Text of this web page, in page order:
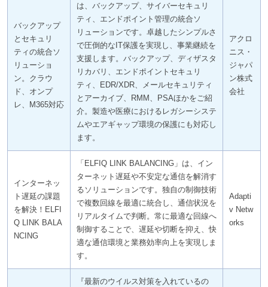
バックアップ
とセキュリ
ティの統合ソ
リューショ
ン。クラウ
ド、オンプ
レ、M365対応
は、バックアップ、サイバーセキュリ
ティ、エンドポイント管理の統合ソ
リューションです。卓越したシンプルさ
で圧倒的なIT保護を実現し、事業継続を
支援します。バックアップ、ディザスタ
リカバリ、エンドポイントセキュリ
ティ、EDR/XDR、メールセキュリティ
とアーカイブ、RMM、PSAほかをご紹
介。製造や医療におけるレガシーシステ
ムやエアギャップ環境の保護にも対応し
ます。
アクロ
ニス・
ジャパ
ン株式
会社
インターネッ
ト遅延の課題
を解決！ELFI
Q LINK BALA
NCING
「ELFIQ LINK BALANCING」は、イン
ターネット遅延や不安定な通信を解消す
るソリューションです。独自の制御技術
で複数回線を最適に統合し、通信状況を
リアルタイムで判断。常に最適な回線へ
制御することで、遅延や切断を抑え、快
適な通信環境と業務効率向上を実現しま
す。
Adapti
v Netw
orks
『最新のウイルス対策を入れているの